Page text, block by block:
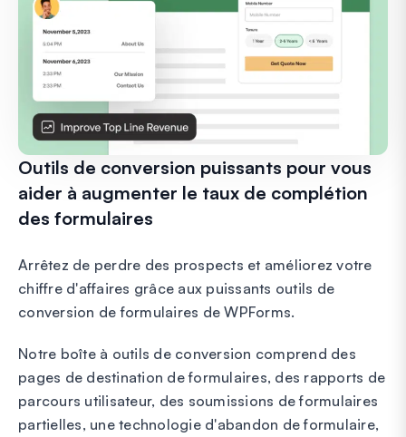
Outils de conversion puissants pour vous
aider à augmenter le taux de complétion
des formulaires
Arrêtez de perdre des prospects et améliorez votre
chiffre d'affaires grâce aux puissants outils de
conversion de formulaires de WPForms.
Notre boîte à outils de conversion comprend des
pages de destination de formulaires, des rapports de
parcours utilisateur, des soumissions de formulaires
partielles, une technologie d'abandon de formulaire,